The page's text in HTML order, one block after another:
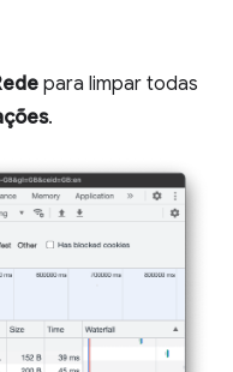
para limpar todas
.